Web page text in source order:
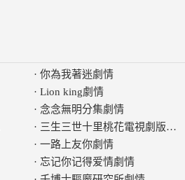
· 你為我著迷劇情
· Lion king劇情
· 念念無明分集劇情
· 三生三世十里桃花電視劇版劇
· 一路上友你劇情
· 忘记你记得爱情劇情